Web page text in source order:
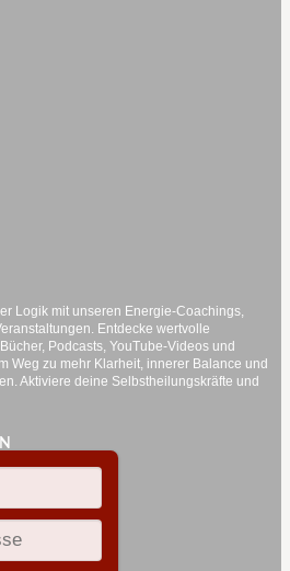
Logik mit unseren Energie-Coachings,
Entdecke wertvolle
Podcasts, YouTube-Videos und
Weg zu mehr Klarheit, innerer Balance und
Aktiviere deine Selbstheilungskräfte und